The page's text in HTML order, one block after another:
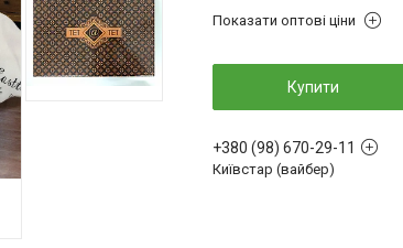
Показати оптові ціни
Купити
+380 (98) 670-29-11
Київстар (вайбер)